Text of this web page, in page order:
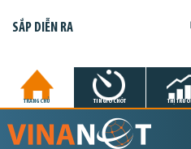
SẮP DIỄN RA
TRANG CHỦ TIN GIỜ CHÓT THỊ